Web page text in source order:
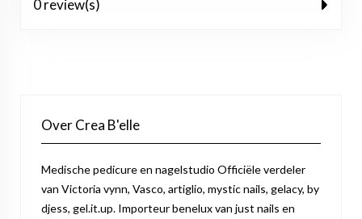
0 review(s)
Over Crea B'elle
Medische pedicure en nagelstudio Officiële verdeler
van Victoria vynn, Vasco, artiglio, mystic nails, gelacy, by
djess, gel.it.up. Importeur benelux van just nails en